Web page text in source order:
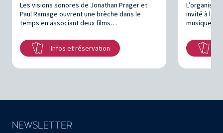
Les visions sonores de Jonathan Prager et
Paul Ramage ouvrent une brèche dans le
temps en associant deux films…
Infos et réservation
L’organiste
invité à la
musique
NEWSLETTER